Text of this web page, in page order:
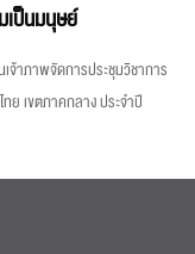
เป็นมนุษย์
จ้าภาพจัดการประชุมวิชาการ
เขตภาคกลาง ประจำปี